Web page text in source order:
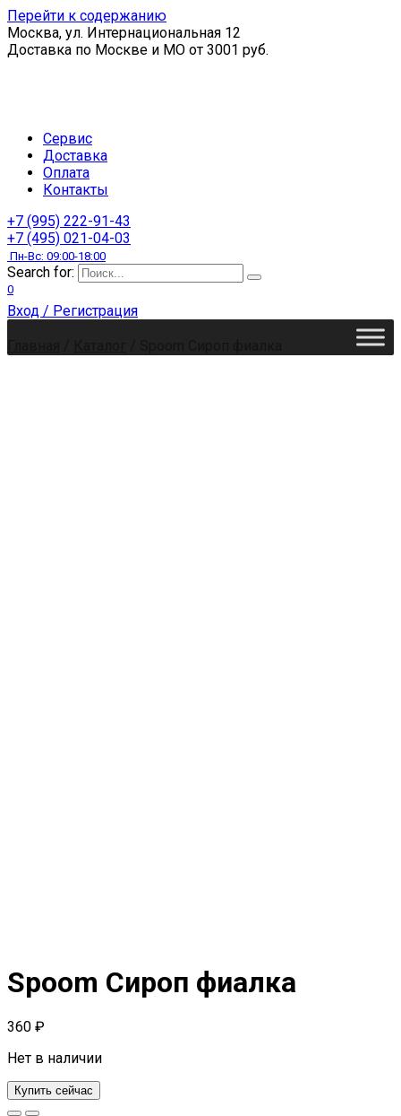
Перейти к содержанию
Москва, ул. Интернациональная 12
Доставка по Москве и МО от 3001 руб.
Сервис
Доставка
Оплата
Контакты
+7 (995) 222-91-43
+7 (495) 021-04-03
Пн-Вс: 09:00-18:00
Search for:
0
Вход / Регистрация
Spoom Сироп фиалка
360 ₽
Нет в наличии
Купить сейчас